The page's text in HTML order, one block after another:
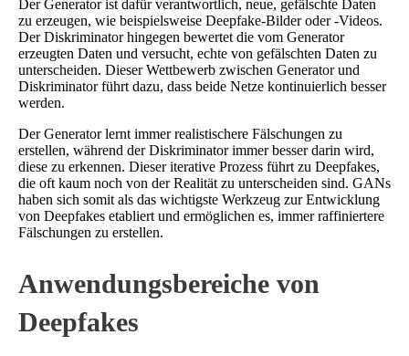
Der Generator ist dafür verantwortlich, neue, gefälschte Daten
zu erzeugen, wie beispielsweise Deepfake-Bilder oder -Videos.
Der Diskriminator hingegen bewertet die vom Generator
erzeugten Daten und versucht, echte von gefälschten Daten zu
unterscheiden. Dieser Wettbewerb zwischen Generator und
Diskriminator führt dazu, dass beide Netze kontinuierlich besser
werden.
Der Generator lernt immer realistischere Fälschungen zu
erstellen, während der Diskriminator immer besser darin wird,
diese zu erkennen. Dieser iterative Prozess führt zu Deepfakes,
die oft kaum noch von der Realität zu unterscheiden sind. GANs
haben sich somit als das wichtigste Werkzeug zur Entwicklung
von Deepfakes etabliert und ermöglichen es, immer raffiniertere
Fälschungen zu erstellen.
Anwendungsbereiche von
Deepfakes